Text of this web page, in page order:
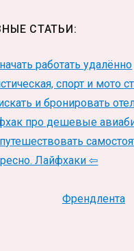
СТАТЬИ:
работать удалённо
спорт и мото
и бронировать
про дешевые
Лайфхаки ⇦
Френдлента